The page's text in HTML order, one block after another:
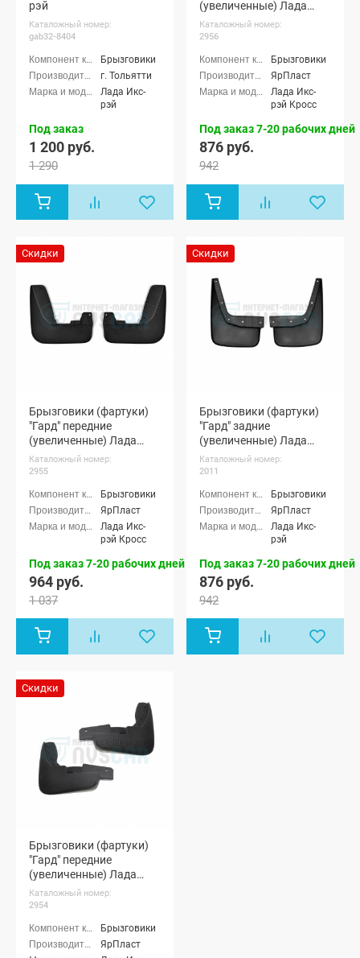
рэй
Каталожный номер:
gab32-8404
Брызговики
г. Тольятти
Лада Икс-
рэй
Под заказ
1 200 руб.
1 290
(увеличенные) Лада
Икс-рэй Кросс (pg2956)
Каталожный номер:
2956
Брызговики
ЯрПласт
Лада Икс-
рэй Кросс
Под заказ 7-20 рабочих дней
876 руб.
942
Скидки
Брызговики (фартуки)
"Гард" передние
(увеличенные) Лада
Икс-рэй Кросс (pg2955)
Каталожный номер:
2955
Брызговики
ЯрПласт
Лада Икс-
рэй Кросс
Под заказ 7-20 рабочих дней
964 руб.
1 037
Скидки
Брызговики (фартуки)
"Гард" задние
(увеличенные) Лада
Икс-рэй (pg2011)
Каталожный номер:
2011
Брызговики
ЯрПласт
Лада Икс-
рэй
Под заказ 7-20 рабочих дней
876 руб.
942
Скидки
Брызговики (фартуки)
"Гард" передние
(увеличенные) Лада
Икс-рэй (pg2954)
Каталожный номер:
2954
Брызговики
ЯрПласт